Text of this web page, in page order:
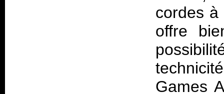
cordes à
offre
Games